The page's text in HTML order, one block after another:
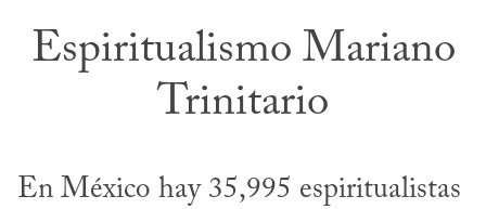
Espiritualismo Mariano
Trinitario
En México hay 35,995 espiritualistas